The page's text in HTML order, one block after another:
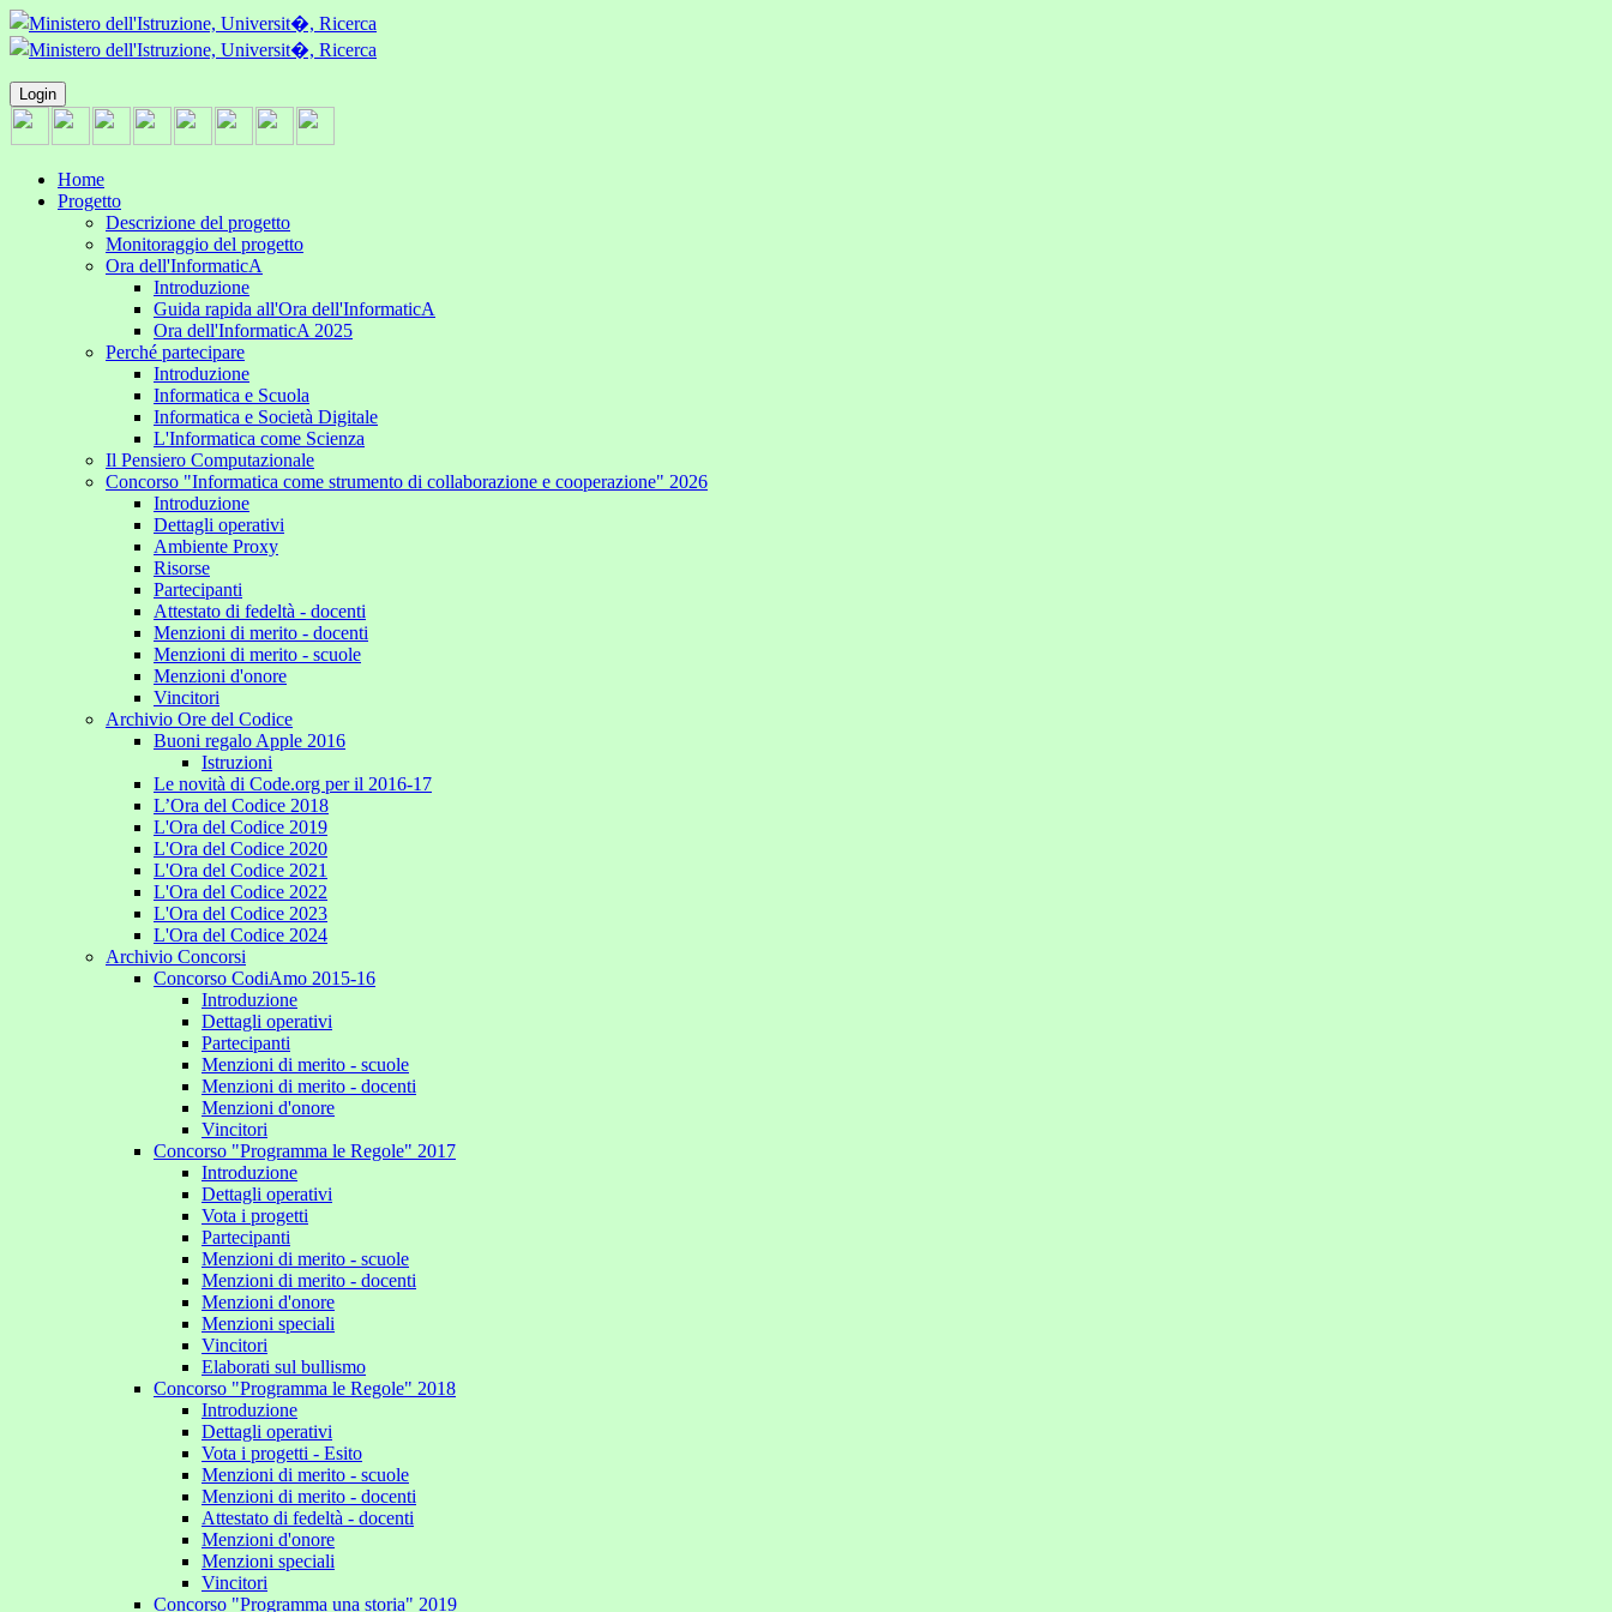
Login
Home
Progetto
Descrizione del progetto
Monitoraggio del progetto
Ora dell'InformaticA
Introduzione
Guida rapida all'Ora dell'InformaticA
Ora dell'InformaticA 2025
Perché partecipare
Introduzione
Informatica e Scuola
Informatica e Società Digitale
L'Informatica come Scienza
Il Pensiero Computazionale
Concorso "Informatica come strumento di collaborazione e cooperazione" 2026
Introduzione
Dettagli operativi
Ambiente Proxy
Risorse
Partecipanti
Attestato di fedeltà - docenti
Menzioni di merito - docenti
Menzioni di merito - scuole
Menzioni d'onore
Vincitori
Archivio Ore del Codice
Buoni regalo Apple 2016
Istruzioni
Le novità di Code.org per il 2016-17
L’Ora del Codice 2018
L'Ora del Codice 2019
L'Ora del Codice 2020
L'Ora del Codice 2021
L'Ora del Codice 2022
L'Ora del Codice 2023
L'Ora del Codice 2024
Archivio Concorsi
Concorso CodiAmo 2015-16
Introduzione
Dettagli operativi
Partecipanti
Menzioni di merito - scuole
Menzioni di merito - docenti
Menzioni d'onore
Vincitori
Concorso "Programma le Regole" 2017
Introduzione
Dettagli operativi
Vota i progetti
Partecipanti
Menzioni di merito - scuole
Menzioni di merito - docenti
Menzioni d'onore
Menzioni speciali
Vincitori
Elaborati sul bullismo
Concorso "Programma le Regole" 2018
Introduzione
Dettagli operativi
Vota i progetti - Esito
Menzioni di merito - scuole
Menzioni di merito - docenti
Attestato di fedeltà - docenti
Menzioni d'onore
Menzioni speciali
Vincitori
Concorso "Programma una storia" 2019